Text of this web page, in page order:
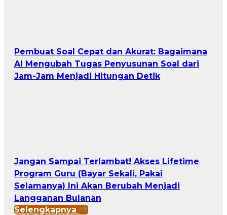
Pembuat Soal Cepat dan Akurat: Bagaimana
AI Mengubah Tugas Penyusunan Soal dari
Jam-Jam Menjadi Hitungan Detik
Jangan Sampai Terlambat! Akses Lifetime
Program Guru (Bayar Sekali, Pakai
Selamanya) Ini Akan Berubah Menjadi
Langganan Bulanan
Selengkapnya